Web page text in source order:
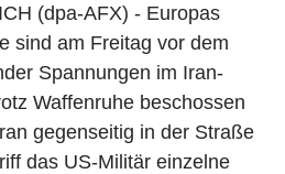
(dpa-AFX) - Europas
sind am Freitag vor dem
Spannungen im Iran-
Waffenruhe beschossen
gegenseitig in der Straße
das US-Militär einzelne